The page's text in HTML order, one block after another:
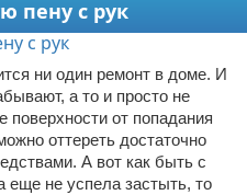
пену с рук
ни один ремонт в доме. И
а то и просто не
от попадания
оттереть достаточно
А вот как быть с
еще не успела застыть, то